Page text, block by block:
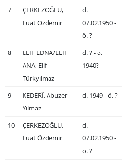
7
ÇERKEZOĞLU,
Fuat Özdemir
d.
07.02.1950 -
ö. ?
8
ELİF EDNA/ELİF
ANA, Elif
Türkyılmaz
d. ? - ö.
1940?
9
KEDERÎ, Abuzer
Yılmaz
d. 1949 - ö. ?
10
ÇERKEZOĞLU,
Fuat Özdemir
d.
07.02.1950 -
ö. ?